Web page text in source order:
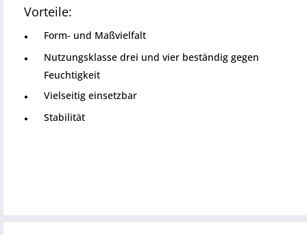
Vorteile:
Form- und Maßvielfalt
Nutzungsklasse drei und vier beständig gegen
Feuchtigkeit
Vielseitig einsetzbar
Stabilität